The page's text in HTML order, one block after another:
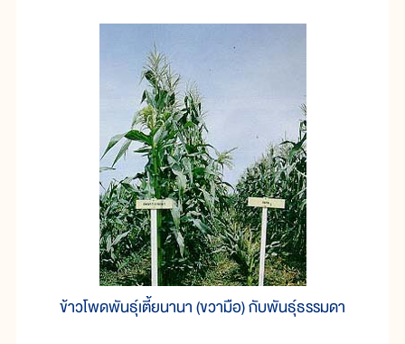
ข้าวโพดพันธุ์เตี้ยนานา (ขวามือ) กับพันธุ์ธรรมดา